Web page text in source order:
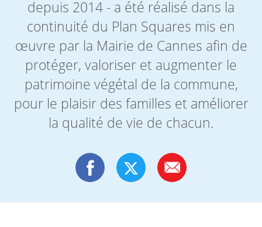
depuis 2014 - a été réalisé dans la
continuité du Plan Squares mis en
œuvre par la Mairie de Cannes afin de
protéger, valoriser et augmenter le
patrimoine végétal de la commune,
pour le plaisir des familles et améliorer
la qualité de vie de chacun.